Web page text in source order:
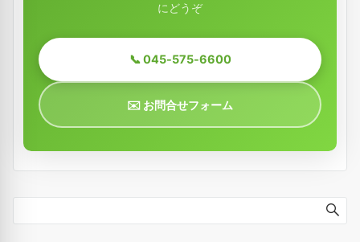
にどうぞ
📞 045-575-6600
✉️ お問合せフォーム